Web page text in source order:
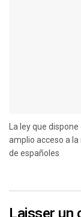
La ley que
amplio acceso a
de españoles